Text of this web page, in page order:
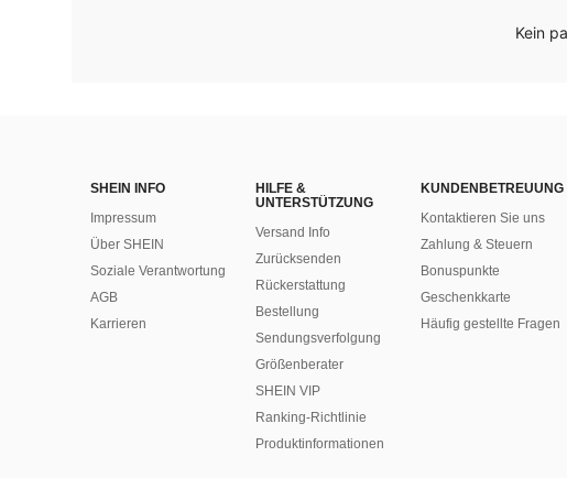
Kein
SHEIN INFO
Impressum
Über SHEIN
Soziale Verantwortung
AGB
Karrieren
HILFE &
UNTERSTÜTZUNG
Versand Info
Zurücksenden
Rückerstattung
Bestellung
Sendungsverfolgung
Größenberater
SHEIN VIP
Ranking-Richtlinie
​Produktinformationen
KUNDENBETREUUNG
Kontaktieren Sie uns
Zahlung & Steuern
Bonuspunkte
Geschenkkarte
Häufig gestellte Fragen